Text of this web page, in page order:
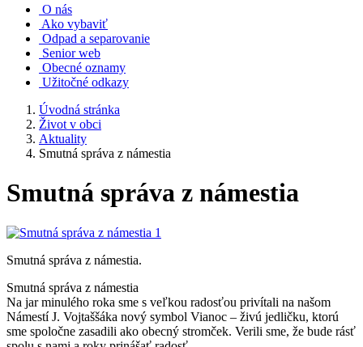
O nás
Ako vybaviť
Odpad a separovanie
Senior web
Obecné oznamy
Užitočné odkazy
Úvodná stránka
Život v obci
Aktuality
Smutná správa z námestia
Smutná správa z námestia
Smutná správa z námestia.
Smutná správa z námestia
Na jar minulého roka sme s veľkou radosťou privítali na našom
Námestí J. Vojtaššáka nový symbol Vianoc – živú jedličku, ktorú
sme spoločne zasadili ako obecný stromček. Verili sme, že bude rásť